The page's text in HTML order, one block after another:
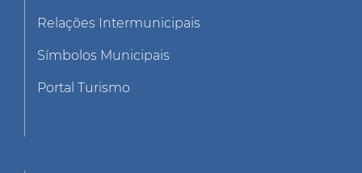
Relações Intermunicipais
Símbolos Municipais
Portal Turismo